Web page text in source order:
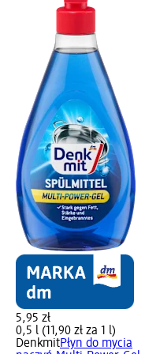
5,95 zł
0,5 l (11,90 zł za 1 l)
DenkmitPłyn do mycia